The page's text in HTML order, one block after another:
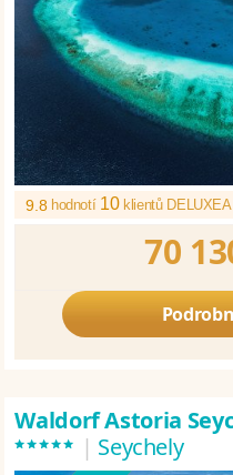
9.8 hodnotí 10klientů DELUXEA
70
Waldorf Astoria
***** | Seychely